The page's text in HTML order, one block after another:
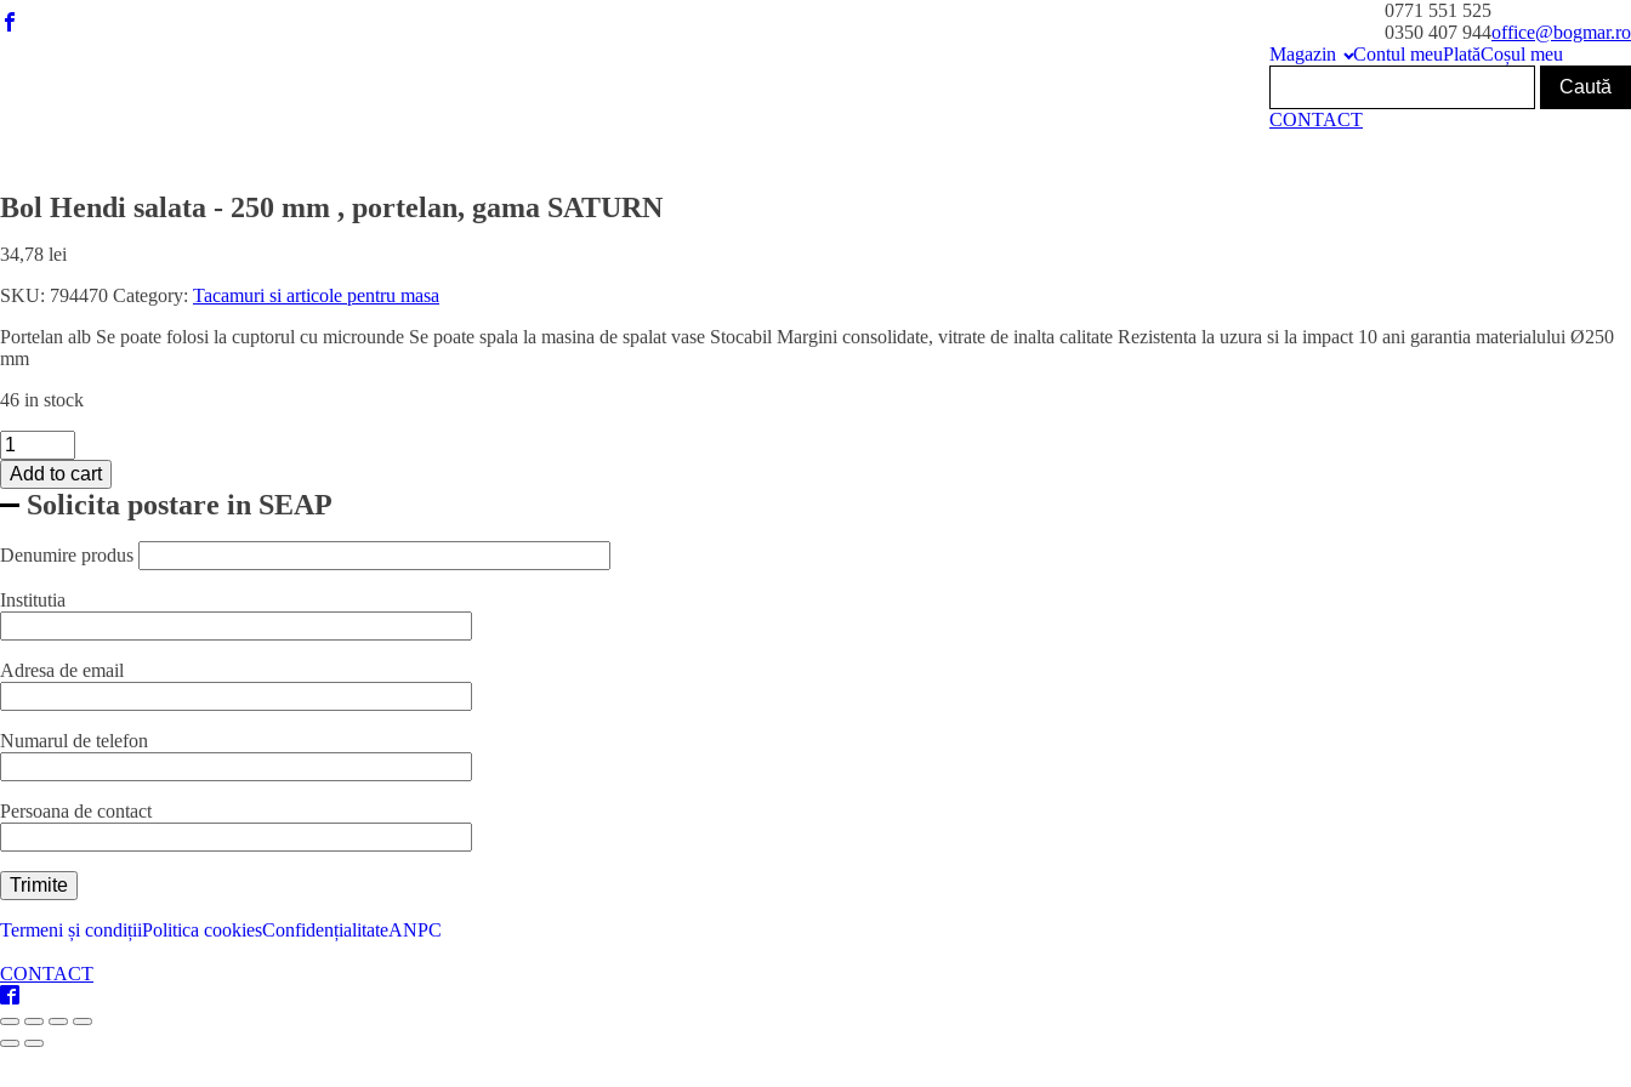
0771 551 525
0350 407 944office@bogmar.ro
Magazin
Contul meuPlatăCoșul meu
CONTACT
Bol Hendi salata - 250 mm , portelan, gama SATURN
34,78 lei
SKU: 794470 Category: Tacamuri si articole pentru masa
Portelan alb Se poate folosi la cuptorul cu microunde Se poate spala la masina de spalat vase Stocabil Margini consolidate, vitrate de inalta calitate Rezistenta la uzura si la impact 10 ani garantia materialului Ø250
mm
46 in stock
Bol
Hendi
salata
-
mm
portelan,
gama
SATURN
Add to cart
Solicita postare in SEAP
Denumire produs
Institutia
Adresa de email
Numarul de telefon
Persoana de contact
Termeni și condițiiPolitica cookiesConfidențialitateANPC
CONTACT